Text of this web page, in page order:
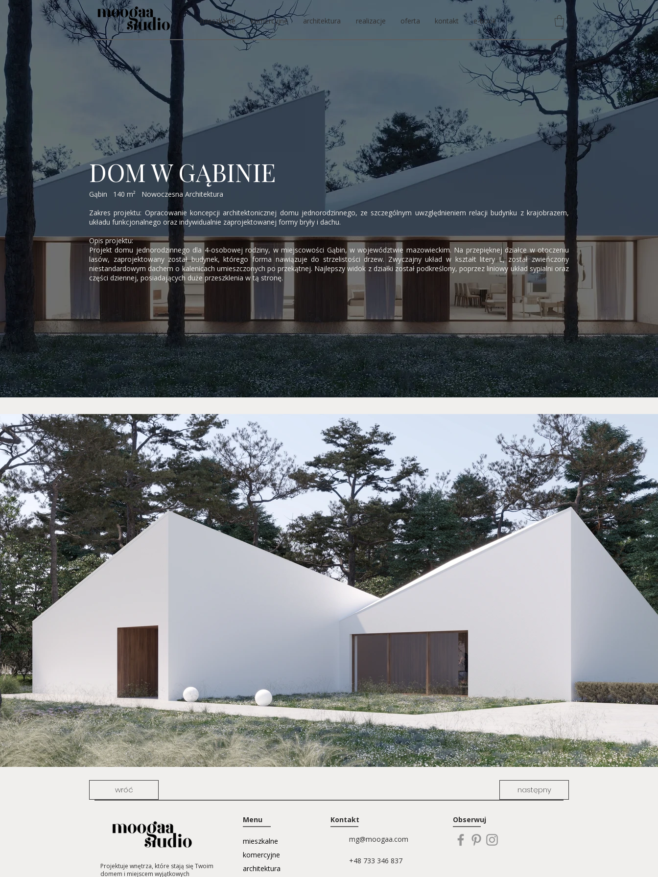
mieszkalne komercyjne architektura realizacje oferta kontakt e-book
DOM W GĄBINIE
Gąbin 140 m² Nowoczesna Architektura
Zakres projektu: Opracowanie koncepcji architektonicznej domu jednorodzinnego, ze szczególnym uwzględnieniem relacji budynku z krajobrazem,
układu funkcjonalnego oraz indywidualnie zaprojektowanej formy bryły i dachu.
Opis projektu:
Projekt domu jednorodzinnego dla 4-osobowej rodziny, w miejscowości Gąbin, w województwie mazowieckim. Na przepięknej działce w otoczeniu
lasów, zaprojektowany został budynek, którego forma nawiązuje do strzelistości drzew. Zwyczajny układ w kształt litery L, został zwieńczony
niestandardowym dachem o kalenicach umieszczonych po przekątnej. Najlepszy widok z działki został podkreślony, poprzez liniowy układ sypialni oraz
części dziennej, posiadających duże przeszklenia w tą stronę.
wróć następny
Projektuje wnętrza, które stają się Twoim
domem i miejscem wyjątkowych
Menu
mieszkalne
komercyjne
architektura
Kontakt
mg@moogaa.com
+48 733 346 837
Obserwuj